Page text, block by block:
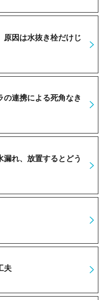
原因は水抜き栓だけじ
の連携による死角なき
れ、放置するとどう
夫